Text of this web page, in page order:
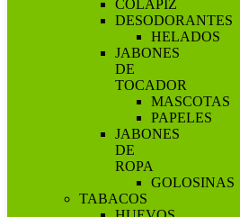
COLAPIZ
DESODORANTES
HELADOS
JABONES
DE
TOCADOR
MASCOTAS
PAPELES
JABONES
DE
ROPA
GOLOSINAS
TABACOS